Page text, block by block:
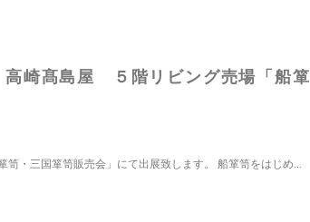
崎髙島屋 ５階リビング売場「船箪
・三国箪笥販売会」にて出展致します。 船箪笥をはじめ...